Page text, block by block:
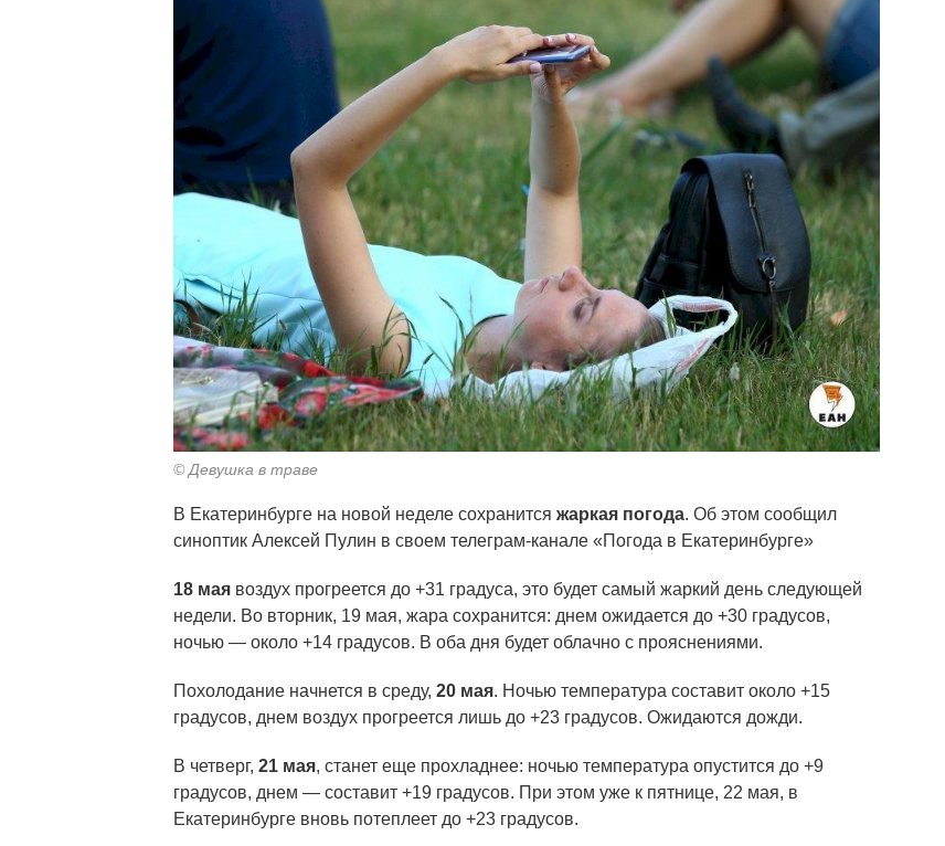
© Девушка в траве
В Екатеринбурге на новой неделе сохранится жаркая погода. Об этом сообщил
синоптик Алексей Пулин в своем телеграм-канале «Погода в Екатеринбурге»
18 мая воздух прогреется до +31 градуса, это будет самый жаркий день следующей
недели. Во вторник, 19 мая, жара сохранится: днем ожидается до +30 градусов,
ночью — около +14 градусов. В оба дня будет облачно с прояснениями.
Похолодание начнется в среду, 20 мая. Ночью температура составит около +15
градусов, днем воздух прогреется лишь до +23 градусов. Ожидаются дожди.
В четверг, 21 мая, станет еще прохладнее: ночью температура опустится до +9
градусов, днем — составит +19 градусов. При этом уже к пятнице, 22 мая, в
Екатеринбурге вновь потеплеет до +23 градусов.